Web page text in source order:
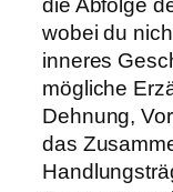
die Abfolge
wobei du
inneres
mögliche
Dehnung,
das